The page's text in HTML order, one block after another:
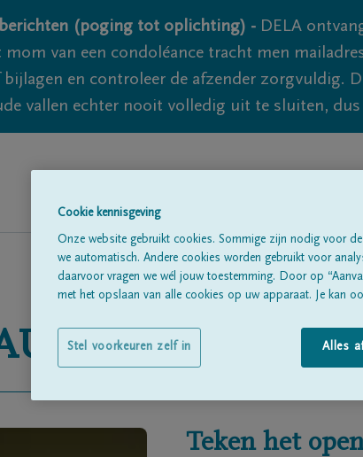
(poging tot oplichting) - DELA
van een condoléance tracht men
en controleer de afzender zorgvuldig.
vallen echter nooit volledig uit te sluiten, dus
Teken het
Cookie kennisgeving
Onze website gebruikt cookies. Sommige zijn nodig voor
we automatisch. Andere cookies worden gebruikt voor
daarvoor vragen we wél jouw toestemming. Door op
met het opslaan van alle cookies op uw apparaat. Je kan
Alles
Stel voorkeuren zelf in